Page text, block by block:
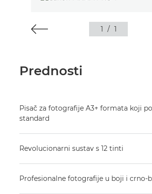
1 / 1
Prednosti
Pisač za fotografije A3+ formata koji
standard
Revolucionarni sustav s 12 tinti
Profesionalne fotografije u boji i crno-